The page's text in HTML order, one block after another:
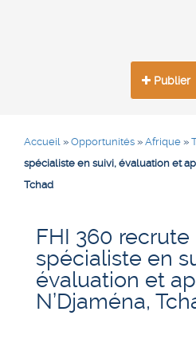
Publier
Accueil » Opportunités » Afrique »
spécialiste en suivi, évaluation et
Tchad
FHI 360 recrute
spécialiste en
évaluation et
N’Djaména,